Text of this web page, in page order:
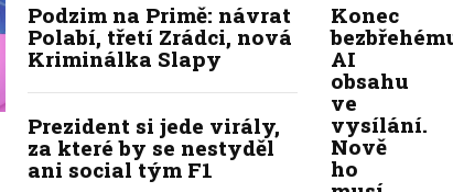
Podzim na Primě: návrat
Polabí, třetí Zrádci, nová
Kriminálka Slapy
Prezident si jede virály,
za které by se nestyděl
ani social tým F1
Konec
AI
obsahu
ve
vysílání.
Nově
ho